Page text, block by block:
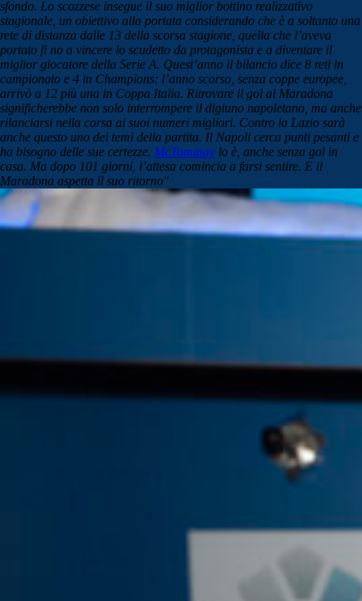
sfondo. Lo scozzese insegue il suo miglior bottino realizzativo
stagionale, un obiettivo alla portata considerando che è a soltanto una
rete di distanza dalle 13 della scorsa stagione, quella che l’aveva
portato fi no a vincere lo scudetto da protagonista e a diventare il
miglior giocatore della Serie A. Quest’anno il bilancio dice 8 reti in
campionato e 4 in Champions: l’anno scorso, senza coppe europee,
arrivò a 12 più una in Coppa Italia. Ritrovare il gol al Maradona
significherebbe non solo interrompere il digiuno napoletano, ma anche
rilanciarsi nella corsa ai suoi numeri migliori. Contro la Lazio sarà
anche questo uno dei temi della partita. Il Napoli cerca punti pesanti e
ha bisogno delle sue certezze. McTominay lo è, anche senza gol in
casa. Ma dopo 101 giorni, l’attesa comincia a farsi sentire. E il
Maradona aspetta il suo ritorno"